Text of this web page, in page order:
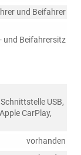
und Beifahrer
und Beifahrersitz
USB,
CarPlay,
vorhanden